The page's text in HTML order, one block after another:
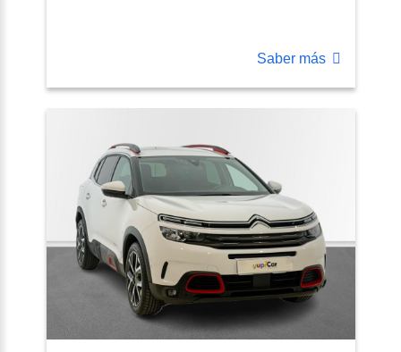
Saber más